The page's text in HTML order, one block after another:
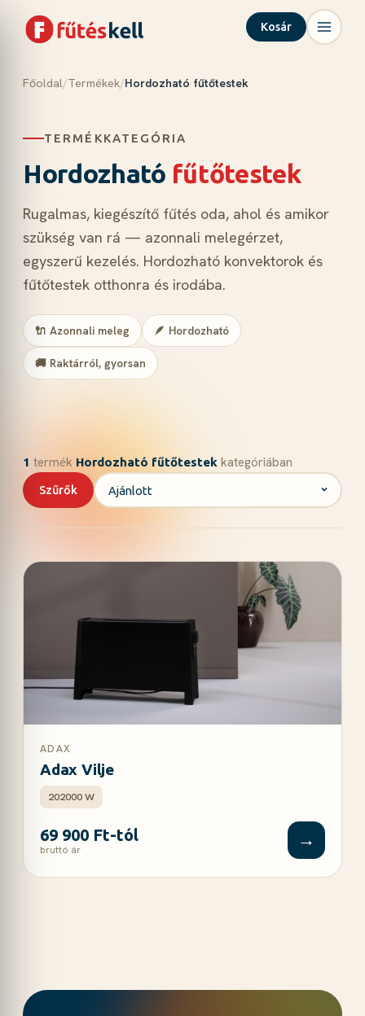
Kosár
Menü
Termékek
Rólunk
Blog
Kapcsolat
Kosár
Főoldal/Termékek/Hordozható fűtőtestek
TERMÉKKATEGÓRIA
Hordozható fűtőtestek
Rugalmas, kiegészítő fűtés oda, ahol és amikor
szükség van rá — azonnali melegérzet,
egyszerű kezelés. Hordozható konvektorok és
fűtőtestek otthonra és irodába.
🔌 Azonnali meleg 🪶 Hordozható
🚚 Raktárról, gyorsan
1 termék Hordozható fűtőtestek kategóriában
Szűrők
ADAX
Adax Vilje
202000 W
69 900 Ft-tól
bruttó ár →